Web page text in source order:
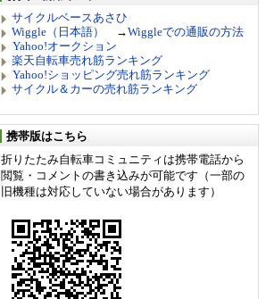
サイクルベースあさひ
Wiggle（日本語）
→Wiggleでの通販の方法
Yahoo!オークション
楽天自転車売れ筋ランキング
Yahoo!ショッピング売れ筋ランキング
サイクル＆カーの売れ筋ランキング
携帯版はこちら
折りたたみ自転車コミュニティは携帯電話から
閲覧・コメントの書き込みが可能です（一部の
旧機種は対応していない場合があります）